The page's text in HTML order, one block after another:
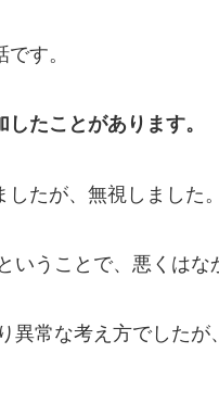
す。
たことがあります。
たが、無視しました。
うことで、悪くはな
異常な考え方でしたが